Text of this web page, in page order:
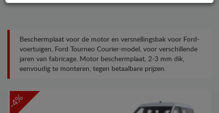
Beschermplaat voor de motor en versnellingsbak voor Ford-
voertuigen, Ford Tourneo Courier-model, voor verschillende
jaren van fabricage. Motor beschermplaat, 2-3 mm dik,
eenvoudig te monteren, tegen betaalbare prijzen.
-4%